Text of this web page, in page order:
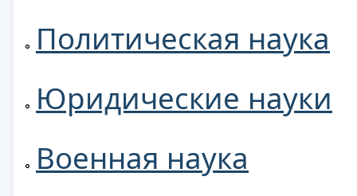
Политическая наука
Юридические науки
Военная наука